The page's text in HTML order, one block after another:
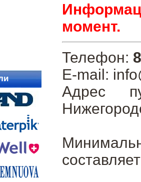
момент.
Телефон:
E-mail:
Адрес